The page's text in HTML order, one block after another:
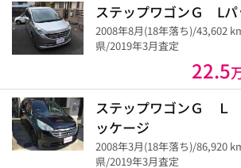
ステップワゴンＧ Lパ
2008年8月(18年落ち)/43,602
県/2019年3月査定
22.5
ステップワゴンＧ Ｌ
ッケージ
2008年3月(18年落ち)/86,920
県/2019年3月査定